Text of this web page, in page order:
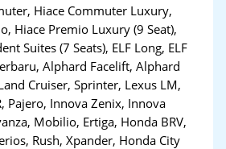
Hiace Commuter Luxury,
Hiace Premio Luxury (9 Seat),
Suites (7 Seats), ELF Long, ELF
Alphard Facelift, Alphard
Cruiser, Sprinter, Lexus LM,
Pajero, Innova Zenix, Innova
Mobilio, Ertiga, Honda BRV,
Rush, Xpander, Honda City